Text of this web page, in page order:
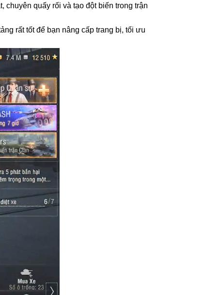
chuyên quấy rối và tạo đột biến trong trận
rất tốt để bạn nâng cấp trang bị, tối ưu